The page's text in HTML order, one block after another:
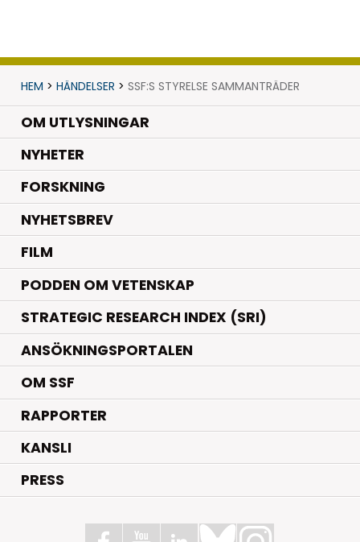
HEM > HÄNDELSER > SSF:S STYRELSE SAMMANTRÄDER
OM UTLYSNINGAR
NYHETER.
FORSKNING.
NYHETSBREV
FILM
PODDEN OM VETENSKAP
STRATEGIC RESEARCH INDEX (SRI)
ANSÖKNINGSPORTALEN
OM SSF
RAPPORTER
KANSLI
PRESS